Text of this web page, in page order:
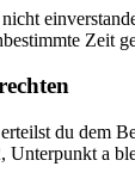
Zeit
du dem
Unterpunkt a